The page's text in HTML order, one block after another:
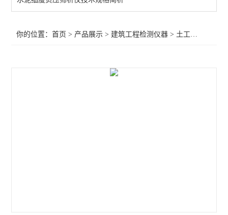
你的位置：首页 > 产品展示 > 建筑工程检测仪器 > 土工布试验检测仪器